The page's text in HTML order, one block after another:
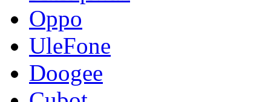
Oppo
UleFone
Doogee